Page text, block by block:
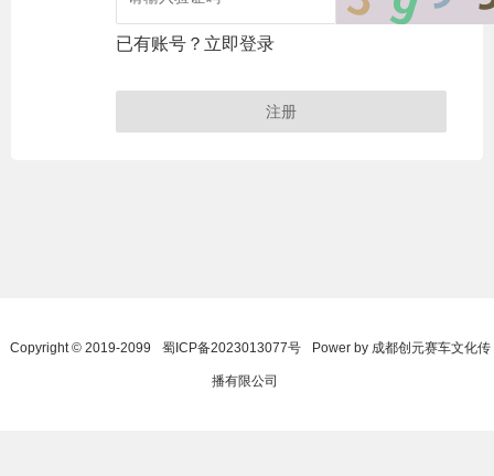
已有账号？立即登录
Copyright © 2019-2099 蜀ICP备2023013077号 Power by 成都创元赛车文化传
播有限公司